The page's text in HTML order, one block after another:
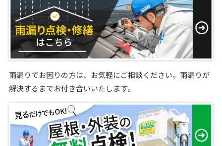
雨漏りでお困りの方は、お気軽にご相談ください。雨漏りが
解決するまでお付き合いいたします。